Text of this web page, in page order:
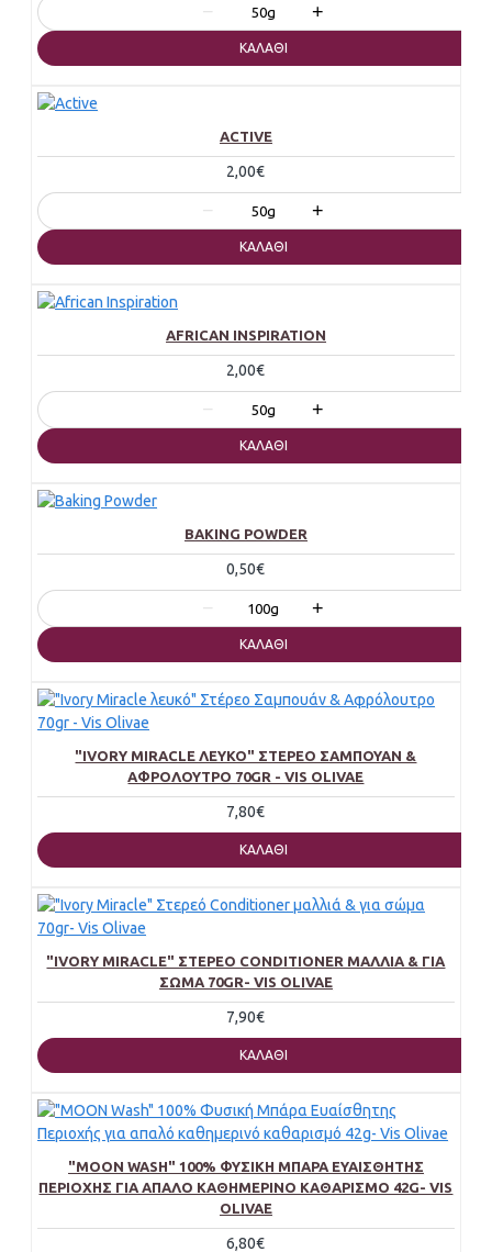
− 50g +
ΚΑΛΆΘΙ
ACTIVE
2,00€
− 50g +
ΚΑΛΆΘΙ
AFRICAN INSPIRATION
2,00€
− 50g +
ΚΑΛΆΘΙ
BAKING POWDER
0,50€
− 100g +
ΚΑΛΆΘΙ
"IVORY MIRACLE ΛΕΥΚΌ" ΣΤΈΡΕΟ ΣΑΜΠΟΥΆΝ &
ΑΦΡΌΛΟΥΤΡΟ 70GR - VIS OLIVAE
7,80€
ΚΑΛΆΘΙ
"IVORY MIRACLE" ΣΤΕΡΕΌ CONDITIONER ΜΑΛΛΙΆ & ΓΙΑ
ΣΏΜΑ 70GR- VIS OLIVAE
7,90€
ΚΑΛΆΘΙ
"MOON WASH" 100% ΦΥΣΙΚΉ ΜΠΆΡΑ ΕΥΑΊΣΘΗΤΗΣ
ΠΕΡΙΟΧΉΣ ΓΙΑ ΑΠΑΛΌ ΚΑΘΗΜΕΡΙΝΌ ΚΑΘΑΡΙΣΜΌ 42G- VIS
OLIVAE
6,80€